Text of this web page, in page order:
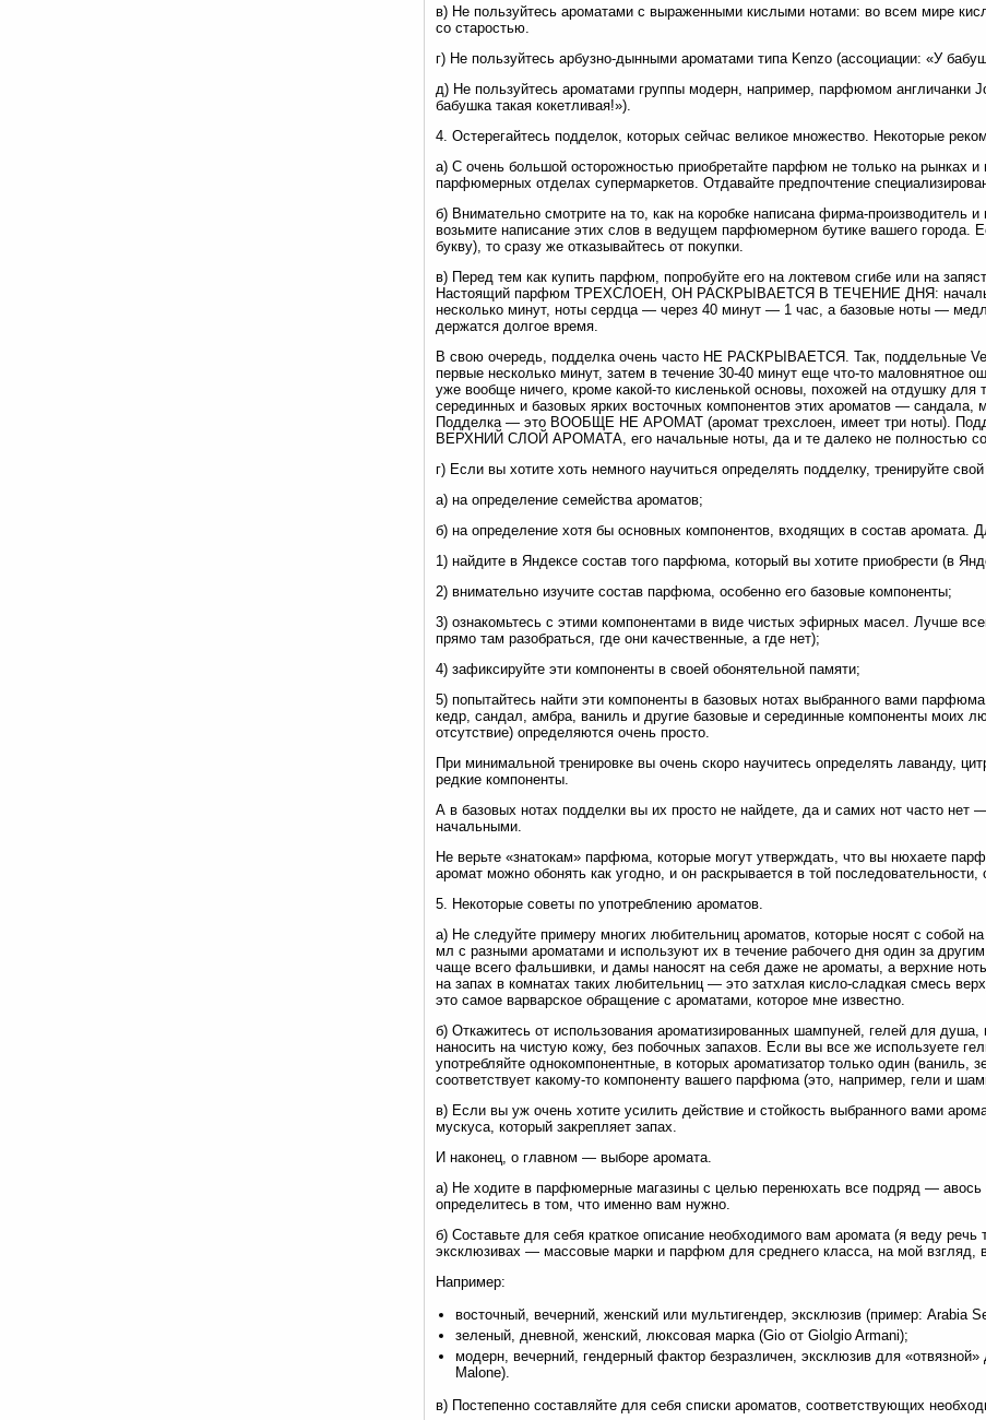
в) Не пользуйтесь ароматами с выраженными кислыми нотами: во всем мире
со старостью.
г) Не пользуйтесь арбузно-дынными ароматами типа Kenzo (ассоциации: «У
д) Не пользуйтесь ароматами группы модерн, например, парфюмом англичанки
бабушка такая кокетливая!»).
4. Остерегайтесь подделок, которых сейчас великое множество. Некоторые
а) С очень большой осторожностью приобретайте парфюм не только на рынках и
парфюмерных отделах супермаркетов. Отдавайте предпочтение
б) Внимательно смотрите на то, как на коробке написана фирма-производитель
возьмите написание этих слов в ведущем парфюмерном бутике вашего города.
букву), то сразу же отказывайтесь от покупки.
в) Перед тем как купить парфюм, попробуйте его на локтевом сгибе или на
Настоящий парфюм ТРЕХСЛОЕН, ОН РАСКРЫВАЕТСЯ В ТЕЧЕНИЕ ДНЯ:
несколько минут, ноты сердца — через 40 минут — 1 час, а базовые ноты —
держатся долгое время.
В свою очередь, подделка очень часто НЕ РАСКРЫВАЕТСЯ. Так, поддельные
первые несколько минут, затем в течение 30-40 минут еще что-то маловнятное
уже вообще ничего, кроме какой-то кисленькой основы, похожей на отдушку для
серединных и базовых ярких восточных компонентов этих ароматов — сандала,
Подделка — это ВООБЩЕ НЕ АРОМАТ (аромат трехслоен, имеет три ноты).
ВЕРХНИЙ СЛОЙ АРОМАТА, его начальные ноты, да и те далеко не полностью
г) Если вы хотите хоть немного научиться определять подделку, тренируйте
а) на определение семейства ароматов;
б) на определение хотя бы основных компонентов, входящих в состав аромата.
1) найдите в Яндексе состав того парфюма, который вы хотите приобрести (в
2) внимательно изучите состав парфюма, особенно его базовые компоненты;
3) ознакомьтесь с этими компонентами в виде чистых эфирных масел. Лучше
прямо там разобраться, где они качественные, а где нет);
4) зафиксируйте эти компоненты в своей обонятельной памяти;
5) попытайтесь найти эти компоненты в базовых нотах выбранного вами
кедр, сандал, амбра, ваниль и другие базовые и серединные компоненты моих
отсутствие) определяются очень просто.
При минимальной тренировке вы очень скоро научитесь определять лаванду,
редкие компоненты.
А в базовых нотах подделки вы их просто не найдете, да и самих нот часто нет
начальными.
Не верьте «знатокам» парфюма, которые могут утверждать, что вы нюхаете
аромат можно обонять как угодно, и он раскрывается в той последовательности,
5. Некоторые советы по употреблению ароматов.
а) Не следуйте примеру многих любительниц ароматов, которые носят с собой
мл с разными ароматами и используют их в течение рабочего дня один за
чаще всего фальшивки, и дамы наносят на себя даже не ароматы, а верхние
на запах в комнатах таких любительниц — это затхлая кисло-сладкая смесь
это самое варварское обращение с ароматами, которое мне известно.
б) Откажитесь от использования ароматизированных шампуней, гелей для
наносить на чистую кожу, без побочных запахов. Если вы все же используете
употребляйте однокомпонентные, в которых ароматизатор только один (ваниль,
соответствует какому-то компоненту вашего парфюма (это, например, гели и
в) Если вы уж очень хотите усилить действие и стойкость выбранного вами
мускуса, который закрепляет запах.
И наконец, о главном — выборе аромата.
а) Не ходите в парфюмерные магазины с целью перенюхать все подряд — авось
определитесь в том, что именно вам нужно.
б) Составьте для себя краткое описание необходимого вам аромата (я веду
эксклюзивах — массовые марки и парфюм для среднего класса, на мой взгляд,
Например:
восточный, вечерний, женский или мультигендер, эксклюзив (пример: Arabia
зеленый, дневной, женский, люксовая марка (Gio от Giolgio Armani);
модерн, вечерний, гендерный фактор безразличен, эксклюзив для
Malone).
в) Постепенно составляйте для себя списки ароматов, соответствующих